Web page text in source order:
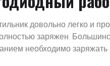
довольно легко и
заряжен.
необходимо заряжать